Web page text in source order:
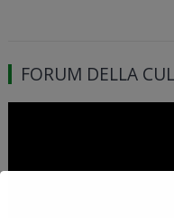
FORUM DELLA